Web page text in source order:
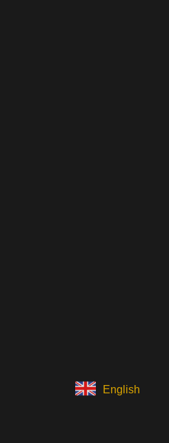
English